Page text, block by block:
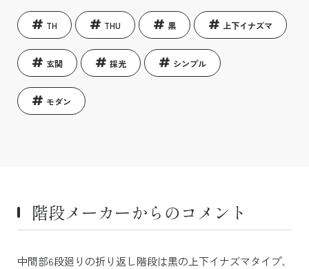
TH THU 黒 上下イナズマ
玄関 採光 シンプル
モダン
階段メーカーからのコメント
中間部6段廻りの折り返し階段は黒の上下イナズマタイプ、